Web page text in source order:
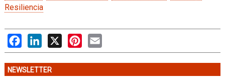
Resiliencia
FacebookLinkedIn
X PinterestEmail
NEWSLETTER